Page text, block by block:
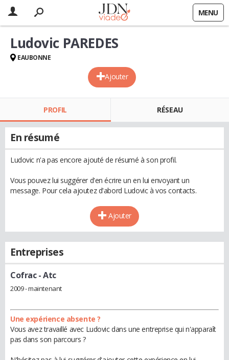
MENU
Ajouter
Ludovic PAREDES
EAUBONNE
PROFIL RÉSEAU
En résumé
Ludovic n'a pas encore ajouté de résumé à son profil.
Vous pouvez lui suggérer d'en écrire un en lui envoyant un
message. Pour cela ajoutez d'abord Ludovic à vos contacts.
Ajouter
Entreprises
Cofrac- Atc
2009 - maintenant
Une expérience absente ?
Vous avez travaillé avec Ludovic dans une entreprise qui n'apparaît
pas dans son parcours ?